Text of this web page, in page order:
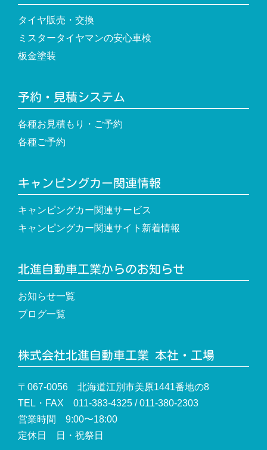
タイヤ販売・交換
ミスタータイヤマンの安心車検
板金塗装
予約・見積システム
各種お見積もり・ご予約
各種ご予約
キャンピングカー関連情報
キャンピングカー関連サービス
キャンピングカー関連サイト新着情報
北進自動車工業からのお知らせ
お知らせ一覧
ブログ一覧
株式会社北進自動車工業 本社・工場
〒067-0056 北海道江別市美原1441番地の8
TEL・FAX 011-383-4325 / 011-380-2303
営業時間 9:00〜18:00
定休日 日・祝祭日